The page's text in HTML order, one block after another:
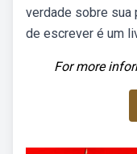
verdade sobre sua
de escrever é um
For more